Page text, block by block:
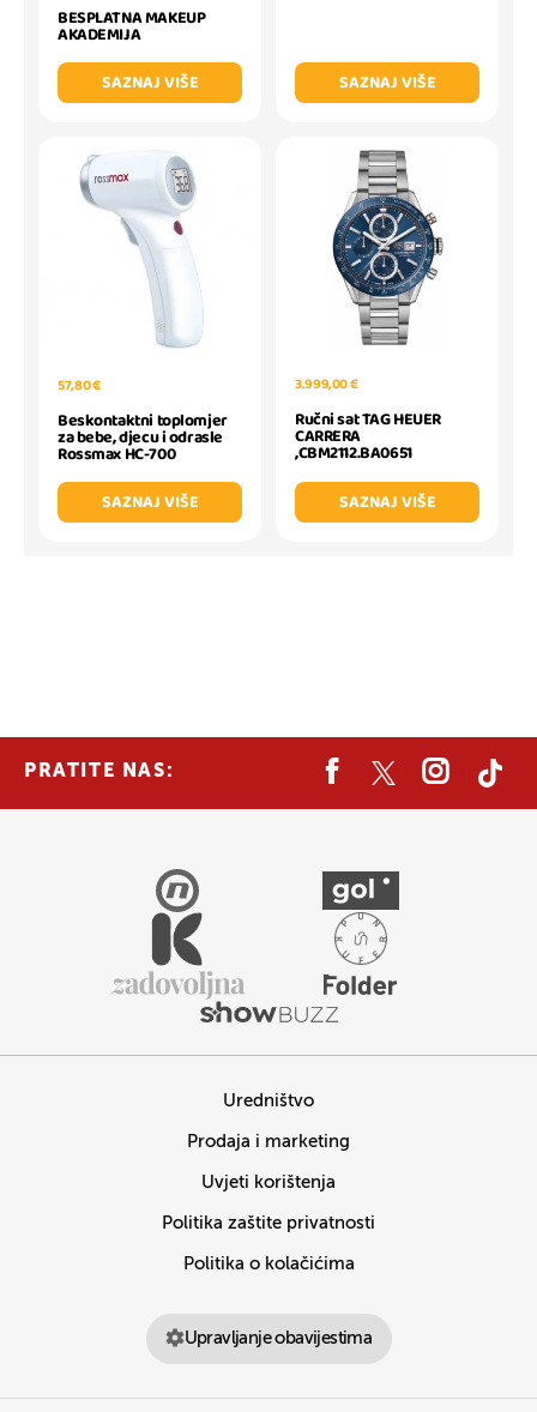
BESPLATNA MAKEUP
AKADEMIJA
SAZNAJ VIŠE
SAZNAJ VIŠE
57,80 €
Beskontaktni toplomjer
za bebe, djecu i odrasle
Rossmax HC-700
SAZNAJ VIŠE
3.999,00 €
Ručni sat TAG HEUER
CARRERA
,CBM2112.BA0651
SAZNAJ VIŠE
PRATITE NAS:
Uredništvo
Prodaja i marketing
Uvjeti korištenja
Politika zaštite privatnosti
Politika o kolačićima
Upravljanje obavijestima